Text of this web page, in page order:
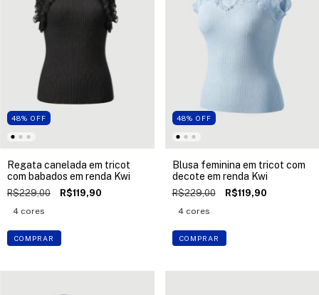
48% OFF
Regata canelada em tricot
com babados em renda Kwi
R$229,00 R$119,90
4 cores
COMPRAR
48% OFF
Blusa feminina em tricot com
decote em renda Kwi
R$229,00 R$119,90
4 cores
COMPRAR